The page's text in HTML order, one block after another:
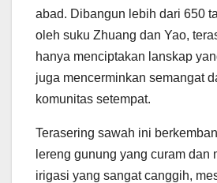
abad. Dibangun lebih dari 650
oleh suku Zhuang dan Yao,
hanya menciptakan lanskap
juga mencerminkan semangat
komunitas setempat.
Terasering sawah ini
lereng gunung yang curam dan
irigasi yang sangat canggih,